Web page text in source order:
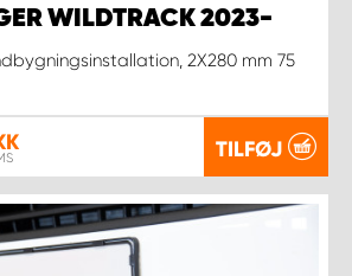
WILDTRACK 2023-
2X280 mm 75
TILFØJ